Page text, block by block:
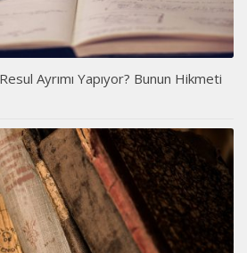
Ayrımı Yapıyor? Bunun Hikmeti